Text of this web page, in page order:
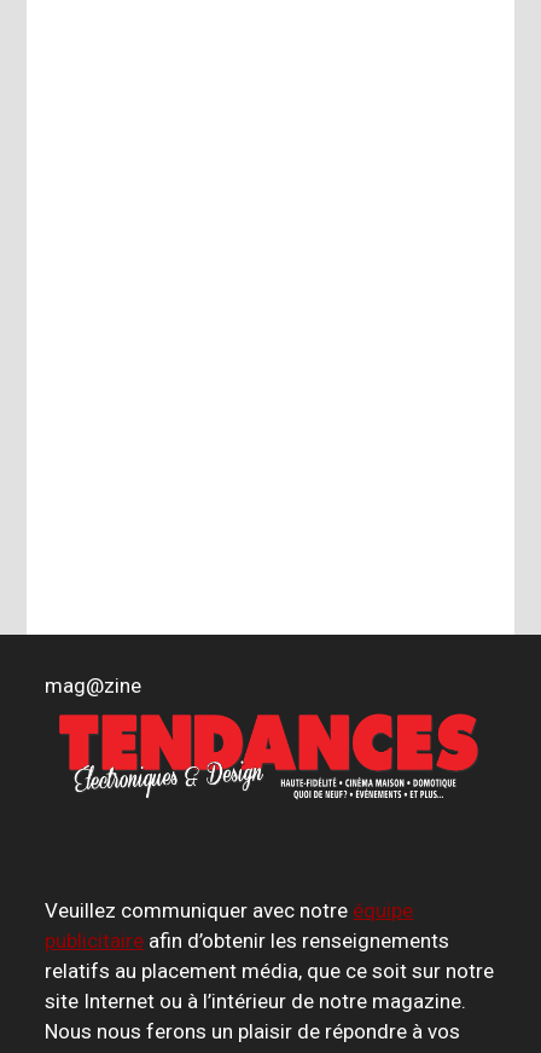
mag@zine
Veuillez communiquer avec notre équipe
publicitaire afin d’obtenir les renseignements
relatifs au placement média, que ce soit sur notre
site Internet ou à l’intérieur de notre magazine.
Nous nous ferons un plaisir de répondre à vos